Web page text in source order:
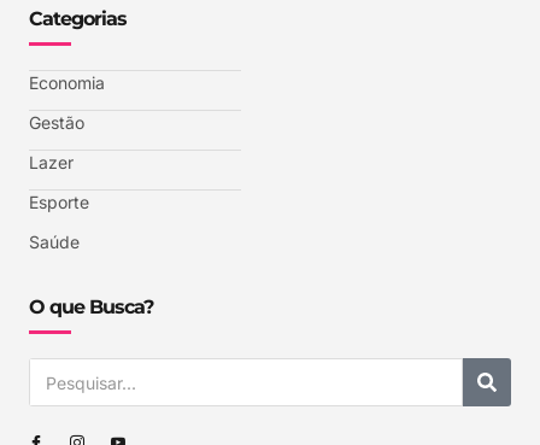
Categorias
Economia
Gestão
Lazer
Esporte
Saúde
O que Busca?